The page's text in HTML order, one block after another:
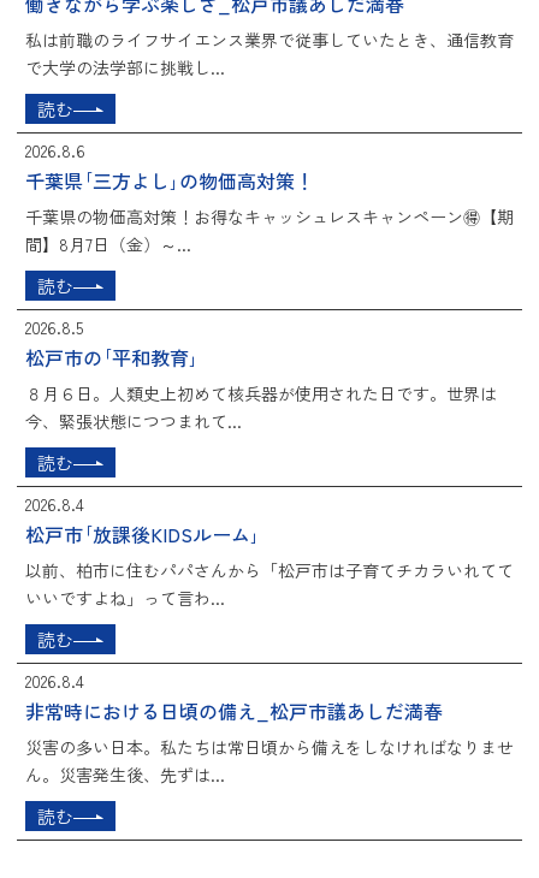
私は前職のライフサイエンス業界で従事していたとき、通信教育
で大学の法学部に挑戦し...
読む
2026.8.6
千葉県｢三方よし｣の物価高対策！
千葉県の物価高対策！お得なキャッシュレスキャンペーン🉐【期
間】8月7日（金）～...
読む
2026.8.5
松戸市の｢平和教育｣
８月６日。人類史上初めて核兵器が使用された日です。世界は
今、緊張状態につつまれて...
読む
2026.8.4
松戸市｢放課後KIDSルーム｣
以前、柏市に住むパパさんから「松戸市は子育てチカラいれてて
いいですよね」って言わ...
読む
2026.8.4
非常時における日頃の備え_松戸市議あしだ満春
災害の多い日本。私たちは常日頃から備えをしなければなりませ
ん。災害発生後、先ずは...
読む